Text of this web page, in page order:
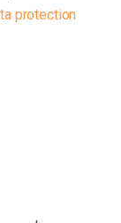
protection